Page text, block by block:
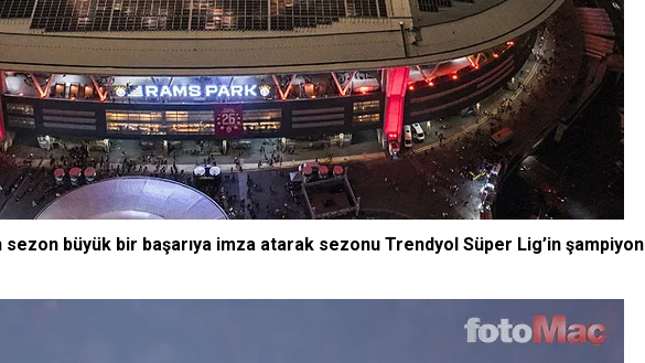
büyük bir başarıya imza atarak sezonu Trendyol Süper Lig’in şampiyon